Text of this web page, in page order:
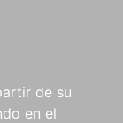
de su
en el